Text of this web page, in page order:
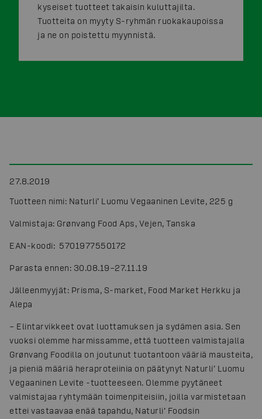
kyseiset tuotteet takaisin kuluttajilta.
Tuotteita on myyty S-ryhmän ruokakaupoissa
ja ne on poistettu myynnistä.
27.8.2019
Tuotteen nimi: Naturli’ Luomu Vegaaninen Levite, 225 g
Valmistaja: Grønvang Food Aps, Vejen, Tanska
EAN-koodi: 5701977550172
Parasta ennen: 30.08.19–27.11.19
Jälleenmyyjät: Prisma, S-market, Food Market Herkku ja
Alepa
– Elintarvikkeet ovat luottamuksen ja sydämen asia. Sen
vuoksi olemme harmissamme, että tuotteen valmistajalla
Grønvang Foodilla on joutunut tuotantoon vääriä mausteita,
ja pieniä määriä heraproteiinia on päätynyt Naturli’ Luomu
Vegaaninen Levite -tuotteeseen. Olemme pyytäneet
valmistajaa ryhtymään toimenpiteisiin, joilla varmistetaan
ettei vastaavaa enää tapahdu, Naturli’ Foodsin